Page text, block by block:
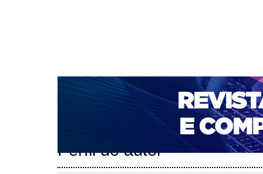
CAPA SOBRE ACESSO CADASTRO
NOTÍCIAS
PORTAL DE REVISTAS DA UNIFACS
PARA AVALIADORES
NOVA SUBMISSÃO
Perfil do autor